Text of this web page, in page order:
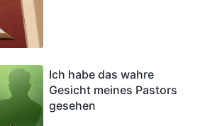
Ich habe das wahre
Gesicht meines Pastors
gesehen